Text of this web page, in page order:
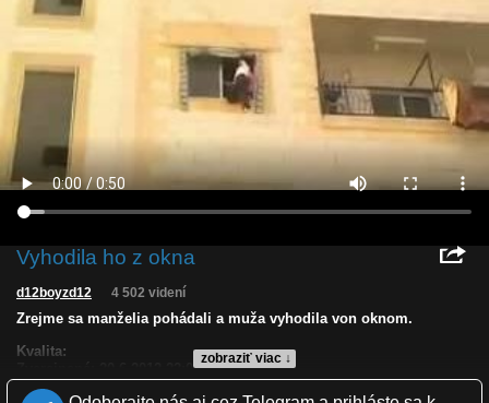
Vyhodila ho z okna
zobraziť viac ↓
d12boyzd12 4 502 videní
Zrejme sa manželia pohádali a muža vyhodila von oknom.
Kvalita:
Zverejnené: 20.6.2012 22:01
Páči sa: 100% (3 hlasov)